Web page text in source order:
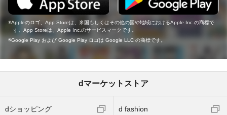
Appleのロゴ、App Storeは、米国もしくはその他の国や地域におけるApple Inc.の商標で
す。App Storeは、Apple Inc.のサービスマークです。
Google Play および Google Play ロゴは Google LLC の商標です。
dマーケットストア
dショッピング d fashion